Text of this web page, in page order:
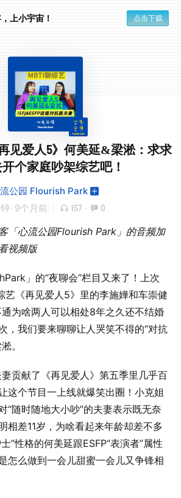
上小宇宙！ 点击下载
见爱人5》何美延&梁淞：求求
个家庭吵架综艺吧！
公园 Flourish Park
· 9个月前 157 · 0
「心流公园Flourish Park」的音频加
视频版
」的“夜聊会”栏目又来了！上次
艺《再见爱人5》里的李施嬅和车崇健
为啥两人可以相处8年之久还不结婚
，我们要来聊聊让人哭笑不得的“对抗
。
贡献了《再见爱人》第五季里几乎百
这个节目一上线就爆笑出圈！小克姐
“随时随地大小吵”的夫妻表示既无奈
相差11岁，为啥看起来年龄却差不多
”性格的何美延跟ESFP“表演者”属性
怎么做到一会儿甜蜜一会儿又争锋相